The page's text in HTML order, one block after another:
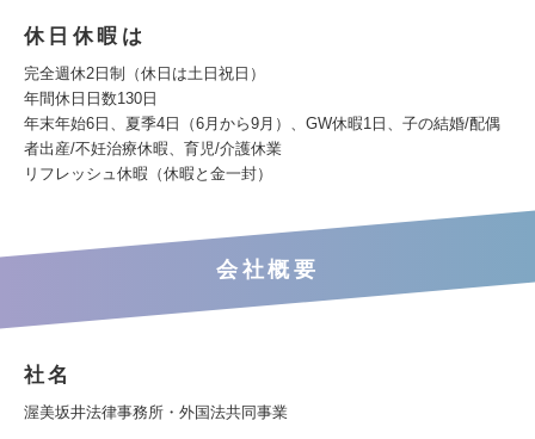
休日休暇は
完全週休2日制（休日は土日祝日）
年間休日日数130日
年末年始6日、夏季4日（6月から9月）、GW休暇1日、子の結婚/配偶
者出産/不妊治療休暇、育児/介護休業
リフレッシュ休暇（休暇と金一封）
会社概要
社名
渥美坂井法律事務所・外国法共同事業